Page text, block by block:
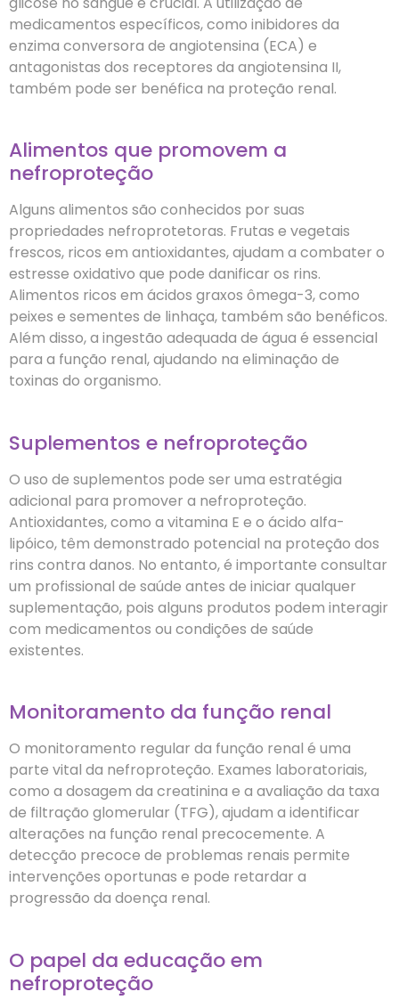
medicamentos específicos, como inibidores da
enzima conversora de angiotensina (ECA) e
antagonistas dos receptores da angiotensina II,
também pode ser benéfica na proteção renal.
Alimentos que promovem a
nefroproteção
Alguns alimentos são conhecidos por suas
propriedades nefroprotetoras. Frutas e vegetais
frescos, ricos em antioxidantes, ajudam a combater o
estresse oxidativo que pode danificar os rins.
Alimentos ricos em ácidos graxos ômega-3, como
peixes e sementes de linhaça, também são benéficos.
Além disso, a ingestão adequada de água é essencial
para a função renal, ajudando na eliminação de
toxinas do organismo.
Suplementos e nefroproteção
O uso de suplementos pode ser uma estratégia
adicional para promover a nefroproteção.
Antioxidantes, como a vitamina E e o ácido alfa-
lipóico, têm demonstrado potencial na proteção dos
rins contra danos. No entanto, é importante consultar
um profissional de saúde antes de iniciar qualquer
suplementação, pois alguns produtos podem interagir
com medicamentos ou condições de saúde
existentes.
Monitoramento da função renal
O monitoramento regular da função renal é uma
parte vital da nefroproteção. Exames laboratoriais,
como a dosagem da creatinina e a avaliação da taxa
de filtração glomerular (TFG), ajudam a identificar
alterações na função renal precocemente. A
detecção precoce de problemas renais permite
intervenções oportunas e pode retardar a
progressão da doença renal.
O papel da educação em
nefroproteção